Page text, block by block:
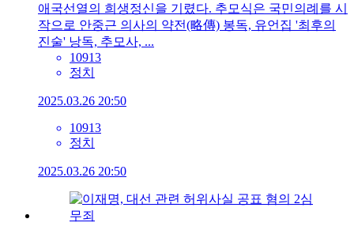
애국선열의 희생정신을 기렸다. 추모식은 국민의례를 시
작으로 안중근 의사의 약전(略傳) 봉독, 유언집 '최후의
진술' 낭독, 추모사, ...
10913
정치
2025.03.26 20:50
10913
정치
2025.03.26 20:50